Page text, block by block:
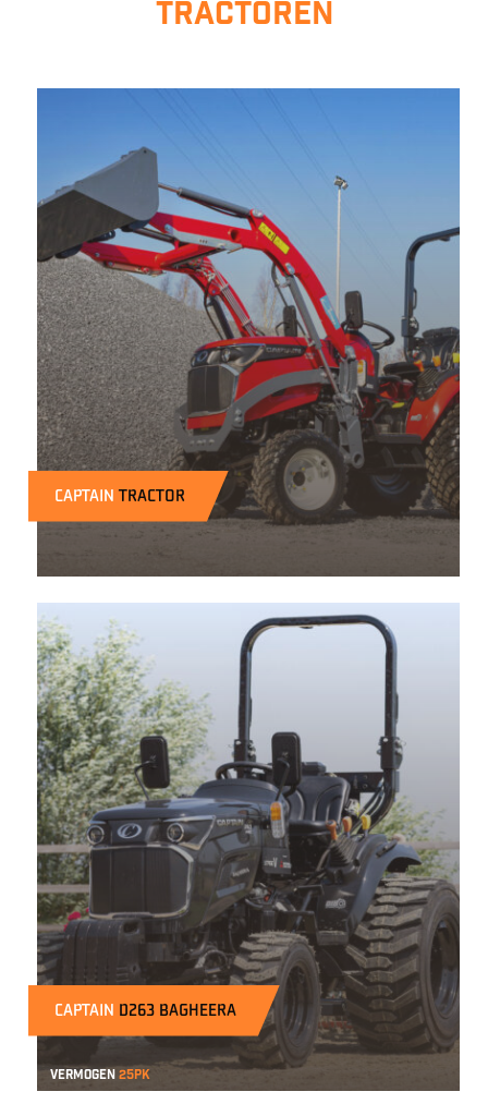
tractoren
CAPTAIN TRACTOR
CAPTAIN D263 BAGHEERA
Vermogen25pk